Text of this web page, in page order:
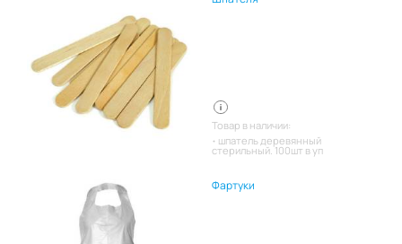
Товар в наличии:
шпатель деревянный
стерильный. 100шт в уп
Фартуки